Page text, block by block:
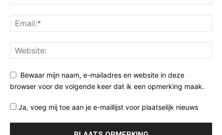
Bewaar mijn naam, e-mailadres en website in deze
browser voor de volgende keer dat ik een opmerking maak.
Ja, voeg mij toe aan je e-maillijst voor plaatselijk nieuws